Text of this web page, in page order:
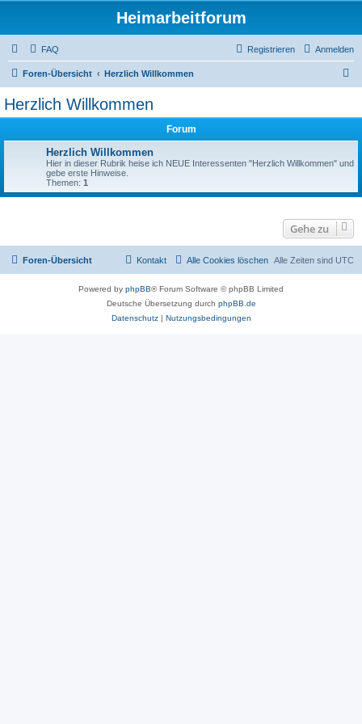
Heimarbeitforum
FAQ Anmelden
Registrieren
Foren-Übersicht Herzlich Willkommen
Herzlich Willkommen
Forum
Herzlich Willkommen
Hier in dieser Rubrik heise ich NEUE Interessenten "Herzlich Willkommen" und
gebe erste Hinweise.
Themen: 1
Gehe zu
Foren-Übersicht Alle Zeiten sind UTC
Alle Cookies löschen
Kontakt
Powered by phpBB® Forum Software © phpBB Limited
Deutsche Übersetzung durch phpBB.de
Datenschutz| Nutzungsbedingungen